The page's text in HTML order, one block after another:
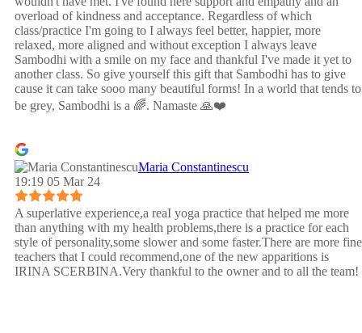
overload of kindness and acceptance. Regardless of which
class/practice I'm going to I always feel better, happier, more
relaxed, more aligned and without exception I always leave
Sambodhi with a smile on my face and thankful I've made it yet to
another class. So give yourself this gift that Sambodhi has to give
cause it can take sooo many beautiful forms! In a world that tends to
be grey, Sambodhi is a 🌈. Namaste 🙏❤️
Maria Constantinescu
19:19 05 Mar 24
A superlative experience,a reaI yoga practice that helped me more
than anything with my health problems,there is a practice for each
style of personality,some slower and some faster.There are more fine
teachers that I could recommend,one of the new apparitions is
IRINA SCERBINA.Very thankful to the owner and to all the team!